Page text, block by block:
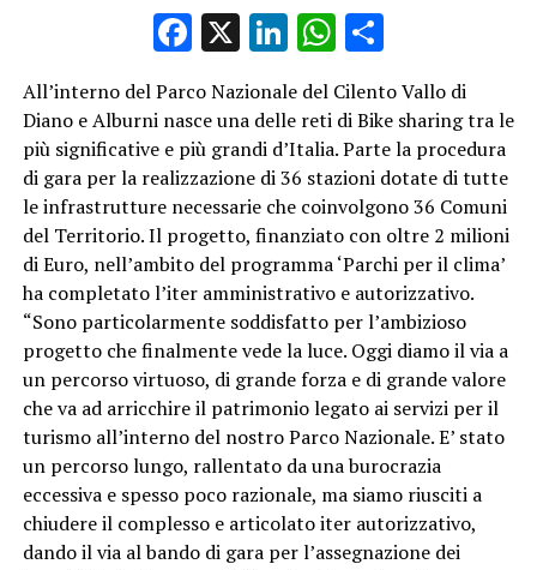
Facebook
X LinkedIn
WhatsApp
Condividi
All’interno del Parco Nazionale del Cilento Vallo di
Diano e Alburni nasce una delle reti di Bike sharing tra le
più significative e più grandi d’Italia. Parte la procedura
di gara per la realizzazione di 36 stazioni dotate di tutte
le infrastrutture necessarie che coinvolgono 36 Comuni
del Territorio. Il progetto, finanziato con oltre 2 milioni
di Euro, nell’ambito del programma ‘Parchi per il clima’
ha completato l’iter amministrativo e autorizzativo.
“Sono particolarmente soddisfatto per l’ambizioso
progetto che finalmente vede la luce. Oggi diamo il via a
un percorso virtuoso, di grande forza e di grande valore
che va ad arricchire il patrimonio legato ai servizi per il
turismo all’interno del nostro Parco Nazionale. E’ stato
un percorso lungo, rallentato da una burocrazia
eccessiva e spesso poco razionale, ma siamo riusciti a
chiudere il complesso e articolato iter autorizzativo,
dando il via al bando di gara per l’assegnazione dei